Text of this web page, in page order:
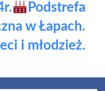
Podstrefa
w Łapach.
i młodzież.